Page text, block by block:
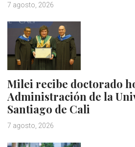
7 agosto, 2026
Milei recibe doctorado
Administración de la
Santiago de Cali
7 agosto, 2026